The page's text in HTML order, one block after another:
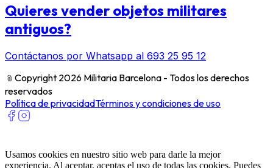
Quieres vender objetos militares
antiguos?
Contáctanos por Whatsapp al 693 25 95 12
﹫ Copyright 2026 Militaria Barcelona - Todos los derechos
reservados
Política de privacidadTérminos y condiciones de uso
Usamos cookies en nuestro sitio web para darle la mejor
experiencia. Al aceptar, aceptas el uso de todas las cookies. Puedes